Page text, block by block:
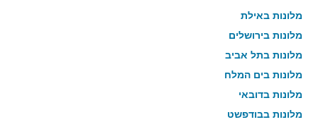
מלונות באילת
מלונות בירושלים
מלונות בתל אביב
מלונות בים המלח
מלונות בדובאי
מלונות בבודפשט